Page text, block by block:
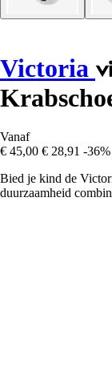
Victoria
Vanaf
€ 45,00 € 28,91 -36%
Bied je kind de
duurzaamheid